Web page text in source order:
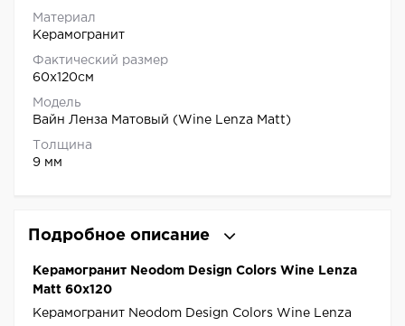
Материал
Керамогранит
Фактический размер
60x120см
Модель
Вайн Ленза Матовый (Wine Lenza Matt)
Толщина
9 мм
Подробное описание
Керамогранит Neodom Design Colors Wine Lenza
Matt 60x120
Керамогранит Neodom Design Colors Wine Lenza